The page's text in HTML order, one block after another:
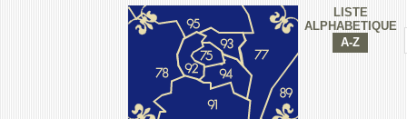
LISTE
ALPHABETIQUE